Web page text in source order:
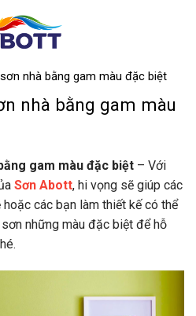
nhà bằng gam màu đặc biệt
nhà bằng gam màu
gam màu đặc biệt – Với
Sơn Abott, hi vọng sẽ giúp các
các bạn làm thiết kế có thể
những màu đặc biệt để hỗ